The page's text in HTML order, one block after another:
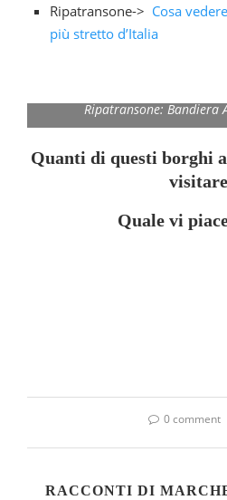
Ripatransone-> Cosa
più stretto d’Italia
Ripatransone: Bandiera
Quanti di questi borghi
Quale vi
0 comment
RACCONTI DI